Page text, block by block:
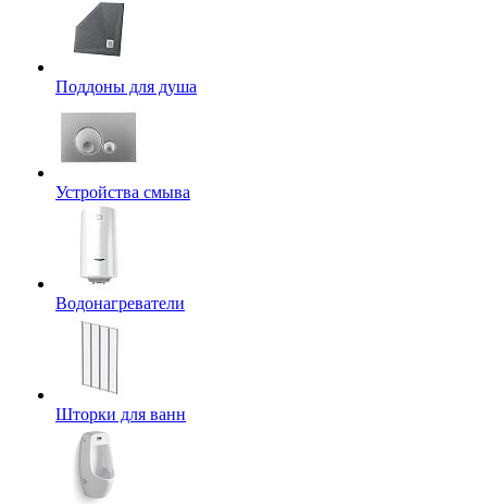
Поддоны для душа
Устройства смыва
Водонагреватели
Шторки для ванн